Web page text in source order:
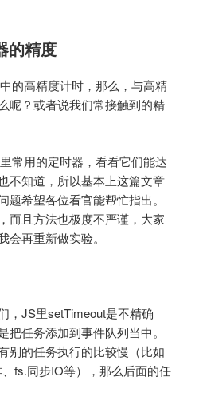
的精度
的高精度计时，那么，与高精
呢？或者说我们常接触到的精
常用的定时器，看看它们能达
不知道，所以基本上这篇文章
希望各位看官能帮忙指出。
而且方法也极度不严谨，大家
会再重新做实验。
，JS里setTimeout是不精确
把任务添加到事件队列当中。
别的任务执行的比较慢（比如
fs.同步IO等），那么后面的任